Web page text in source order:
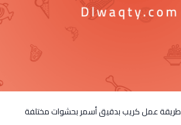
طريقة عمل كريب بدقيق أسمر بحشوات مختلفة